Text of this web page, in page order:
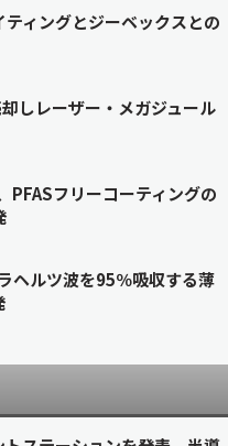
ィングとジーベックスとの
しレーザー・メガジュール
PFASフリーコーティングの
ヘルツ波を95％吸収する薄